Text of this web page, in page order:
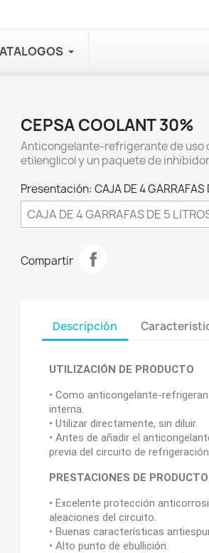
CEPSA COOLANT 30%
Anticongelante-refrigerante de uso
etilenglicol y un paquete de
Presentación: CAJA DE 4 GARRAFAS
Compartir
Descripción
UTILIZACIÓN DE PRODUCTO
• Como anticongelante-
interna.
• Utilizar directamente, sin diluir.
• Antes de añadir el
previa del circuito de
PRESTACIONES DE PRODUCTO
• Excelente protección
aleaciones del circuito.
• Buenas características
• Alto punto de ebullición.